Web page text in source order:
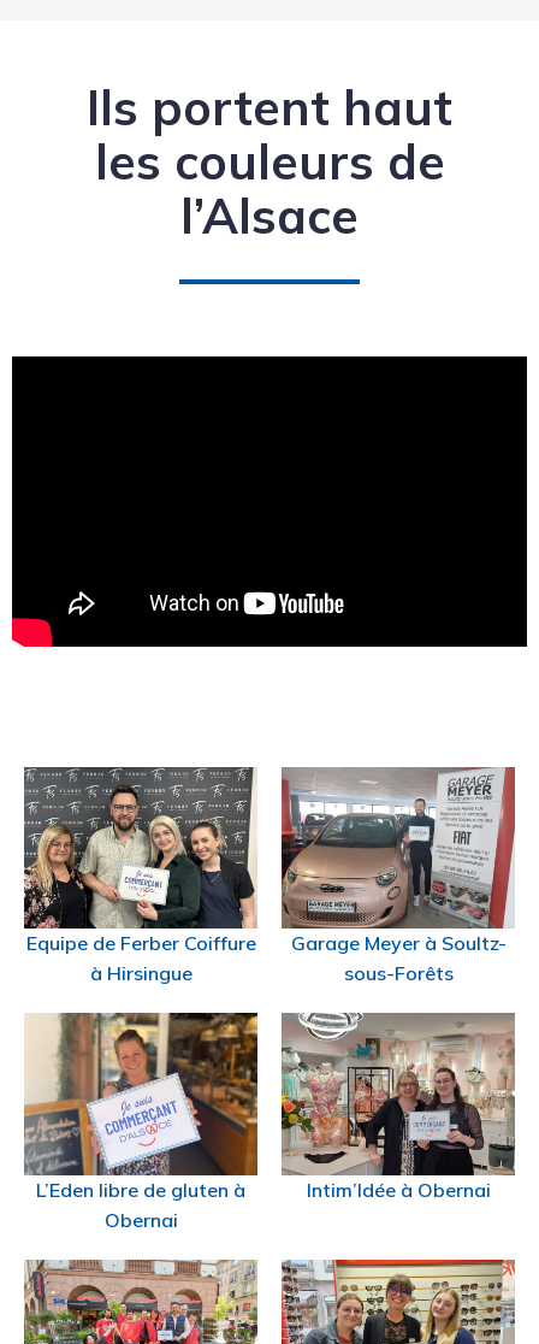
Ils portent haut
les couleurs de
l’Alsace
Equipe de Ferber Coiffure
à Hirsingue
Garage Meyer à Soultz-
sous-Forêts
L’Eden libre de gluten à
Obernai
Intim’Idée à Obernai